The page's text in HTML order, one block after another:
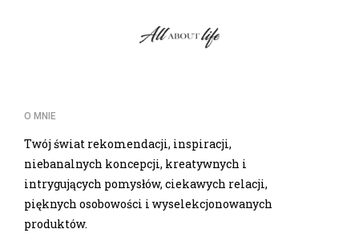
O MNIE
Twój świat rekomendacji, inspiracji,
niebanalnych koncepcji, kreatywnych i
intrygujących pomysłów, ciekawych relacji,
pięknych osobowości i wyselekcjonowanych
produktów.